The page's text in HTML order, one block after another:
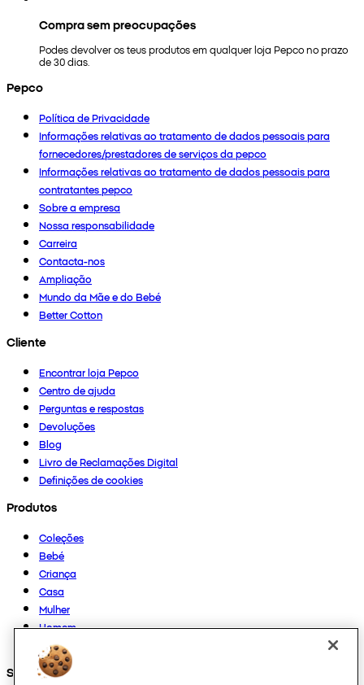
Compra sem preocupações
Podes devolver os teus produtos em qualquer loja Pepco no prazo
de 30 dias.
Pepco
Política de Privacidade
Informações relativas ao tratamento de dados pessoais para
fornecedores/prestadores de serviços da pepco
Informações relativas ao tratamento de dados pessoais para
contratantes pepco
Sobre a empresa
Nossa responsabilidade
Carreira
Contacta-nos
Ampliação
Mundo da Mãe e do Bebé
Better Cotton
Cliente
Encontrar loja Pepco
Centro de ajuda
Perguntas e respostas
Devoluções
Blog
Livro de Reclamações Digital
Definições de cookies
Produtos
Coleções
Bebé
Criança
Casa
Mulher
Homem
Outros
Segue-nos em